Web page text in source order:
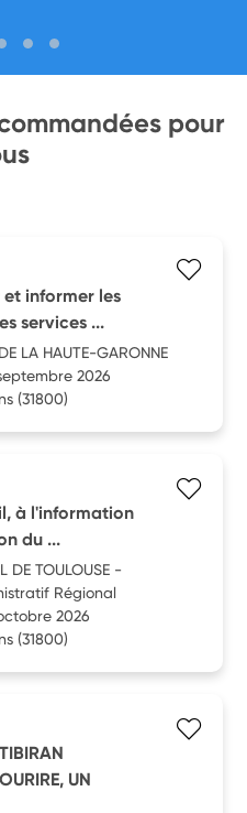
pour
informer les
services ...
LA HAUTE-GARONNE
2026
(31800)
à l'information
du ...
DE TOULOUSE -
Régional
2026
(31800)
UN